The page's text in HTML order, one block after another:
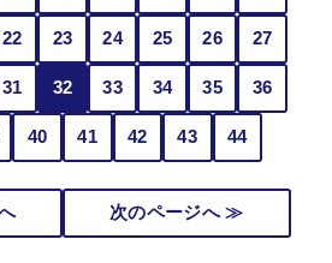
22 23 24 25 26 27
31 32 33 34 35 36
40 41 42 43 44
次のページへ ≫